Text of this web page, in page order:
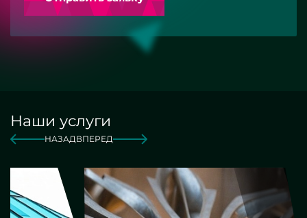
Наши услуги
НАЗАДВПЕРЕД